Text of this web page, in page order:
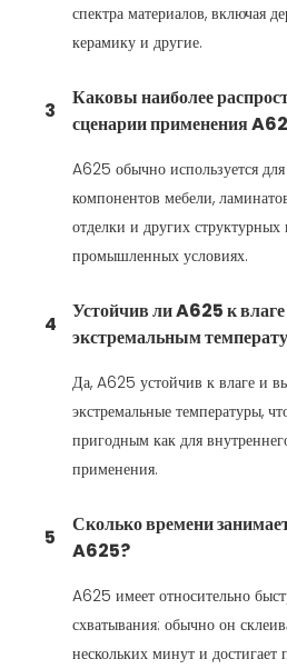
спектра материалов, включая
керамику и другие.
3
Каковы наиболее
сценарии применения
A625 обычно используется
компонентов мебели,
отделки и других
промышленных условиях.
4
Устойчив ли A625 к
экстремальным
Да, A625 устойчив к влаге и
экстремальные температуры,
пригодным как для
применения.
5
Сколько времени
A625?
A625 имеет относительно
схватывания: обычно он
нескольких минут и